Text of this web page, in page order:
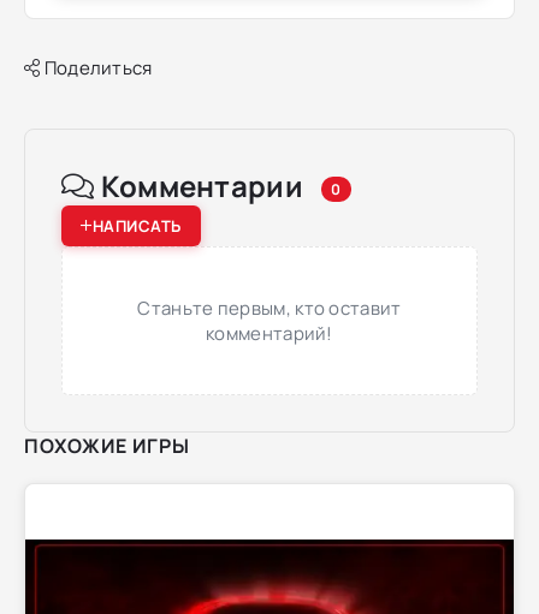
Поделиться
Комментарии 0
НАПИСАТЬ
Станьте первым, кто оставит
комментарий!
ПОХОЖИЕ ИГРЫ